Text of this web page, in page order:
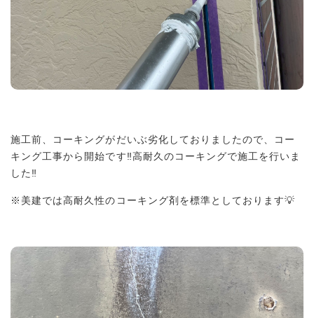
施工前、コーキングがだいぶ劣化しておりましたので、コー
キング工事から開始です‼︎高耐久のコーキングで施工を行いま
した‼︎
※美建では高耐久性のコーキング剤を標準としております💡